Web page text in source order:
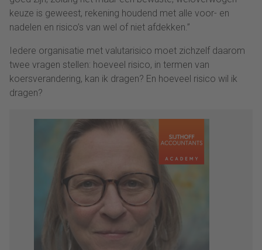
keuze is geweest, rekening houdend met alle voor- en
nadelen en risico’s van wel of niet afdekken.”
Iedere organisatie met valutarisico moet zichzelf daarom
twee vragen stellen: hoeveel risico, in termen van
koersverandering, kan ik dragen? En hoeveel risico wil ik
dragen?